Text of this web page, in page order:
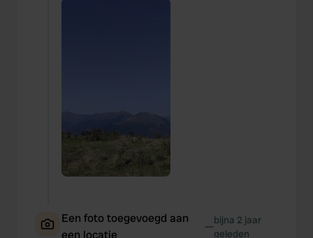
Een foto toegevoegd aan
een locatie
—bijna 2 jaar
geleden